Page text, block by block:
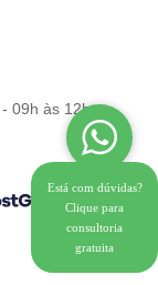
09h às 12h.
Está com dúvidas?
Clique para
consultoria
gratuita